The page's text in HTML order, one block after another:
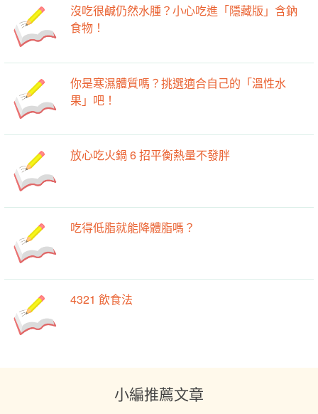
沒吃很鹹仍然水腫？小心吃進「隱藏版」含鈉
食物！
你是寒濕體質嗎？挑選適合自己的「溫性水
果」吧！
放心吃火鍋 6 招平衡熱量不發胖
吃得低脂就能降體脂嗎？
4321 飲食法
小編推薦文章